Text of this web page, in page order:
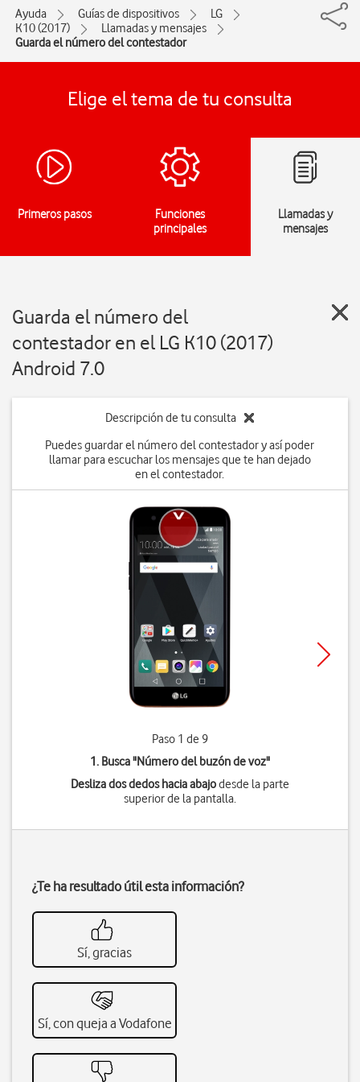
Ayuda Guías de dispositivos
LG
K10 (2017)
Llamadas y mensajes
Guarda el número del contestador
Elige el tema de tu consulta
Primeros pasos
Funciones
principales
Llamadas y
mensajes
Guarda el número del
contestador en el LG K10 (2017)
Android 7.0
Descripción de tu consulta
Puedes guardar el número del contestador y así poder
llamar para escuchar los mensajes que te han dejado
en el contestador.
Paso 1 de 9
1. Busca "Número del buzón de voz"
Desliza dos dedos hacia abajodesde la parte
superior de la pantalla.
¿Te ha resultado útil esta información?
Sí, gracias
Sí, con queja a Vodafone